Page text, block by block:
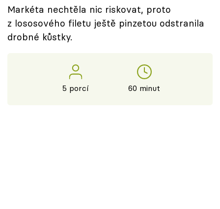
Těhotnej kuchař
Sledujte prima+
Markéta nechtěla nic riskovat, proto
z lososového filetu ještě pinzetou odstranila
drobné kůstky.
5 porcí 60 minut